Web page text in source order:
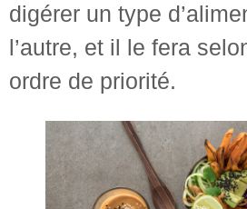
digérer un type
l’autre, et il le fera
ordre de priorité.